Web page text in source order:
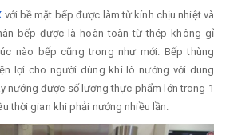
với bề mặt bếp được làm từ kính chịu nhiệt và
bếp được là hoàn toàn từ thép không gỉ
nào bếp cũng trong như mới. Bếp thùng
lợi cho người dùng khi lò nướng với dung
nướng được số lượng thực phẩm lớn trong 1
thời gian khi phải nướng nhiều lần.